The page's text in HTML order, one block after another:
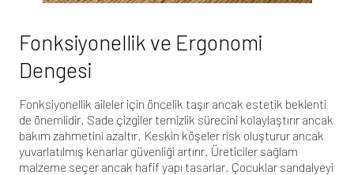
Fonksiyonellik ve Ergonomi
Dengesi
Fonksiyonellik aileler için öncelik taşır ancak estetik beklenti
de önemlidir. Sade çizgiler temizlik sürecini kolaylaştırır ancak
bakım zahmetini azaltır. Keskin köşeler risk oluşturur ancak
yuvarlatılmış kenarlar güvenliği artırır. Üreticiler sağlam
malzeme seçer ancak hafif yapı tasarlar. Çocuklar sandalyeyi